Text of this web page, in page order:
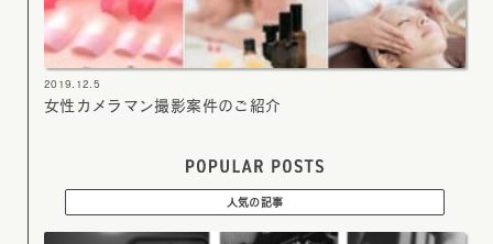
2019.12.5
女性カメラマン撮影案件のご紹介
人気の記事